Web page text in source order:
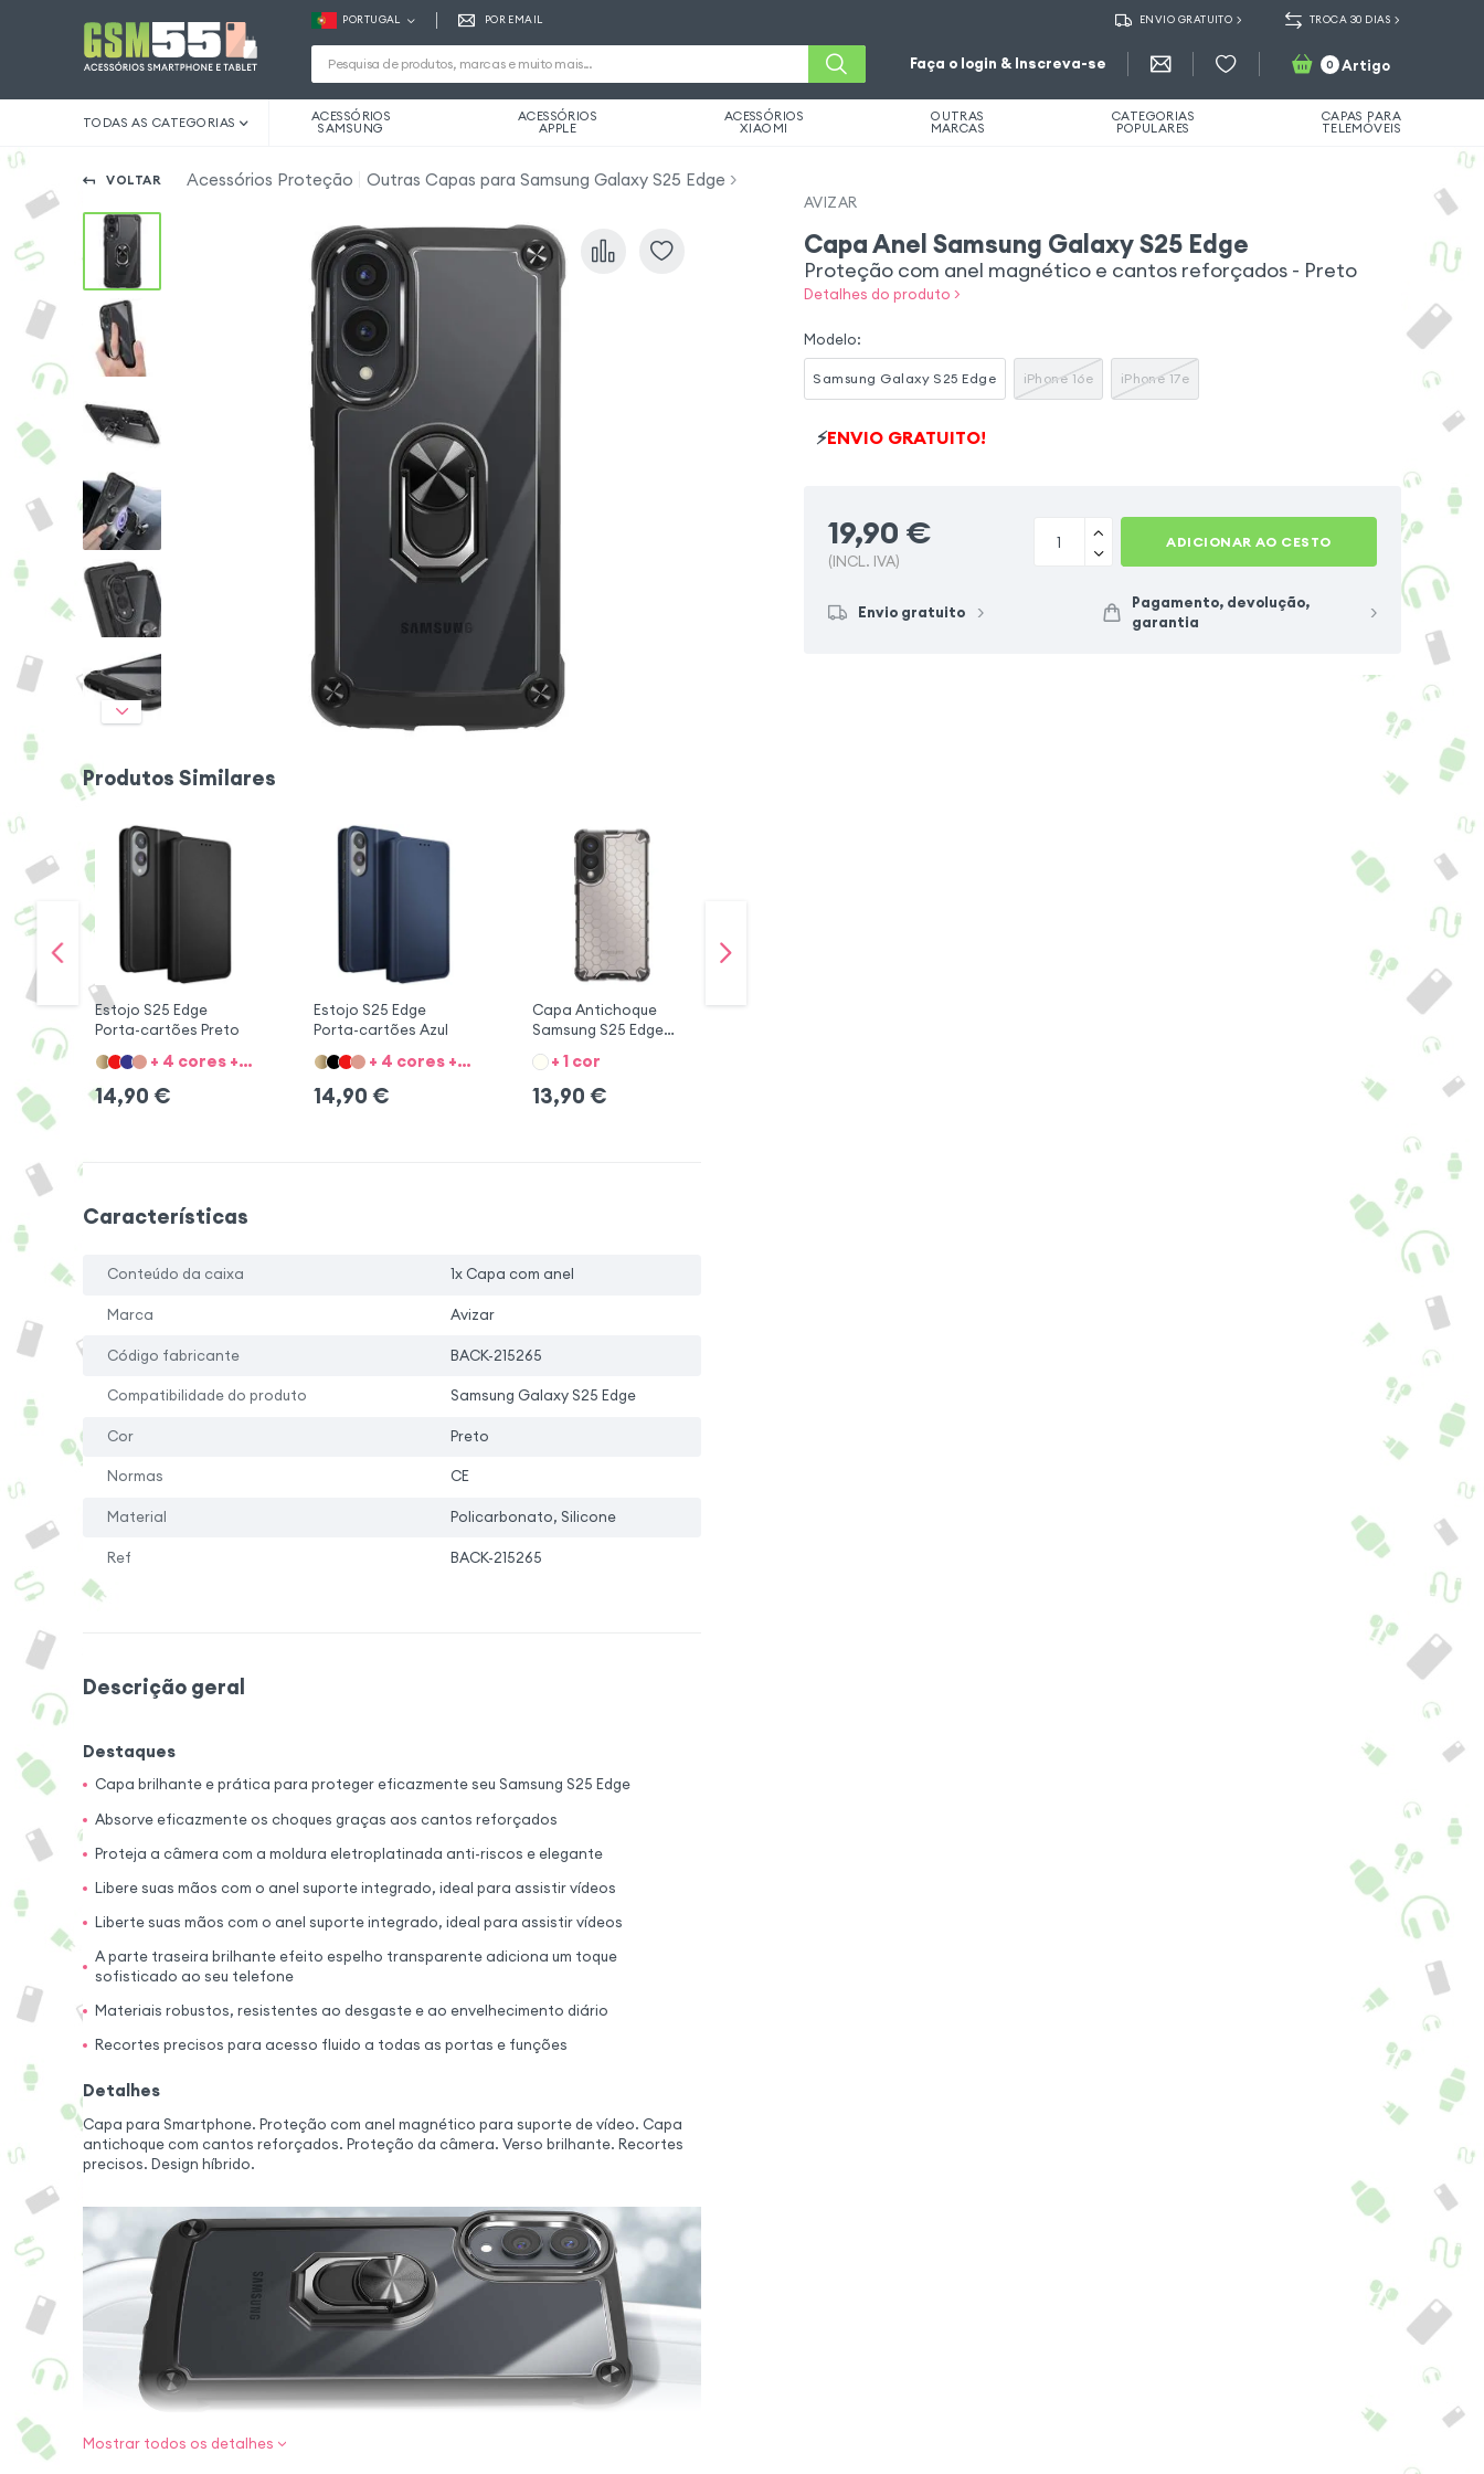
PORTUGAL POR EMAIL ENVIO GRATUITO TROCA 30 DIAS
Faça o login & Inscreva-se 0 Artigo
TODAS AS CATEGORIAS ACESSÓRIOS
SAMSUNG
ACESSÓRIOS
APPLE
ACESSÓRIOS
XIAOMI
OUTRAS
MARCAS
CATEGORIAS
POPULARES
CAPAS PARA
TELEMÓVEIS
VOLTAR Acessórios Proteção Outras Capas para Samsung Galaxy S25 Edge
Produtos Similares
Estojo S25 Edge
Porta-cartões Preto
+ 4 cores + 6 Opções
14,90 €
Estojo S25 Edge
Porta-cartões Azul
+ 4 cores + 6 Opções
14,90 €
Capa Antichoque
Samsung S25 Edge
Preto
+ 1 cor
13,90 €
Características
Conteúdo da caixa 1x Capa com anel
Marca Avizar
Código fabricante BACK-215265
Compatibilidade do produto Samsung Galaxy S25 Edge
Cor Preto
Normas CE
Material Policarbonato, Silicone
Ref BACK-215265
Descrição geral
Destaques
Capa brilhante e prática para proteger eficazmente seu Samsung S25 Edge
Absorve eficazmente os choques graças aos cantos reforçados
Proteja a câmera com a moldura eletroplatinada anti-riscos e elegante
Libere suas mãos com o anel suporte integrado, ideal para assistir vídeos
Liberte suas mãos com o anel suporte integrado, ideal para assistir vídeos
A parte traseira brilhante efeito espelho transparente adiciona um toque
sofisticado ao seu telefone
Materiais robustos, resistentes ao desgaste e ao envelhecimento diário
Recortes precisos para acesso fluido a todas as portas e funções
Detalhes
Capa para Smartphone. Proteção com anel magnético para suporte de vídeo. Capa
antichoque com cantos reforçados. Proteção da câmera. Verso brilhante. Recortes
precisos. Design híbrido.
Mostrar todos os detalhes
AVIZAR
Capa Anel Samsung Galaxy S25 Edge
Proteção com anel magnético e cantos reforçados - Preto
Detalhes do produto >
Modelo:
Samsung Galaxy S25 Edge iPhone 16e iPhone 17e
⚡ENVIO GRATUITO!
19,90 €
(INCL. IVA)
ADICIONAR AO CESTO
Envio gratuito
Pagamento, devolução,
garantia